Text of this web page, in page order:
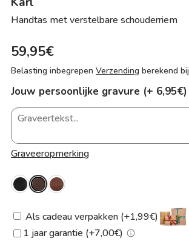
Handtas met verstelbare schouderriem
59,95€
Belasting inbegrepen Verzending berekend
Jouw persoonlijke gravure (+ 6,95€)
Graveeropmerking
Als cadeau verpakken (+1,99€)
1 jaar garantie (+7,00€)